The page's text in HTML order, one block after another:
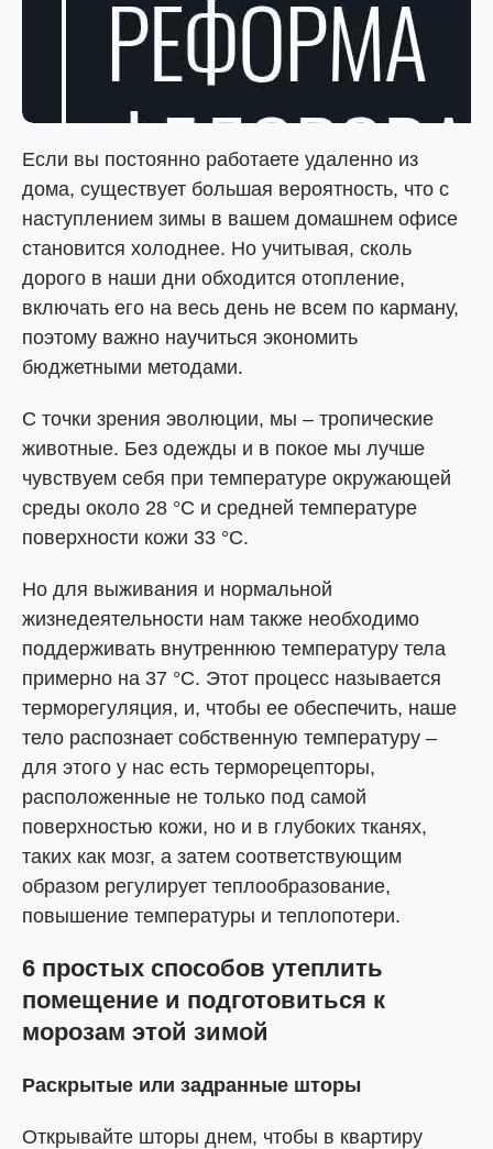
Если вы постоянно работаете удаленно из
дома, существует большая вероятность, что с
наступлением зимы в вашем домашнем офисе
становится холоднее. Но учитывая, сколь
дорого в наши дни обходится отопление,
включать его на весь день не всем по карману,
поэтому важно научиться экономить
бюджетными методами.
С точки зрения эволюции, мы – тропические
животные. Без одежды и в покое мы лучше
чувствуем себя при температуре окружающей
среды около 28 °C и средней температуре
поверхности кожи 33 °C.
Но для выживания и нормальной
жизнедеятельности нам также необходимо
поддерживать внутреннюю температуру тела
примерно на 37 °C. Этот процесс называется
терморегуляция, и, чтобы ее обеспечить, наше
тело распознает собственную температуру –
для этого у нас есть терморецепторы,
расположенные не только под самой
поверхностью кожи, но и в глубоких тканях,
таких как мозг, а затем соответствующим
образом регулирует теплообразование,
повышение температуры и теплопотери.
6 простых способов утеплить
помещение и подготовиться к
морозам этой зимой
Раскрытые или задранные шторы
Открывайте шторы днем, чтобы в квартиру